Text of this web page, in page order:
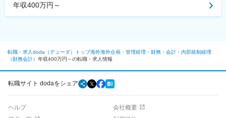
年収400万円～
転職・求人doda（デューダ）トップ海外海外企画・管理経理・財務・会計・内部統制経理
（財務会計） 年収400万円～の転職・求人情報
転職サイト dodaをシェア
ヘルプ
会社概要